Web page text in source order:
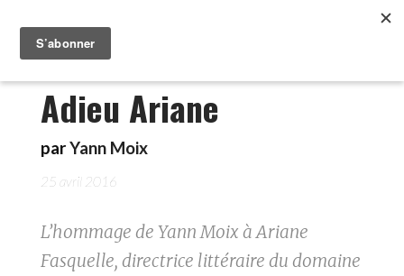
Adieu Ariane
parYann Moix
25 avril 2016
L’hommage de Yann Moix à Ariane
Fasquelle, directrice littéraire du domaine